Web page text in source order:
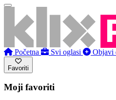
Početna Svi oglasi Objavi
Favoriti
Moji favoriti